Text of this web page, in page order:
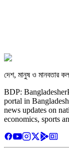
দেশ, মানুষ ও মানবতার
BDP:
portal in
news updates on
economics, sports